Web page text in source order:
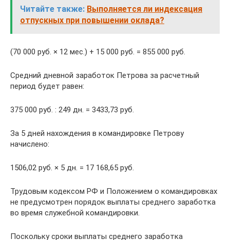
Читайте также: Выполняется ли индексация
отпускных при повышении оклада?
(70 000 руб. × 12 мес.) + 15 000 руб. = 855 000 руб.
Средний дневной заработок Петрова за расчетный
период будет равен:
375 000 руб. : 249 дн. = 3433,73 руб.
За 5 дней нахождения в командировке Петрову
начислено:
1506,02 руб. × 5 дн. = 17 168,65 руб.
Трудовым кодексом РФ и Положением о командировках
не предусмотрен порядок выплаты среднего заработка
во время служебной командировки.
Поскольку сроки выплаты среднего заработка